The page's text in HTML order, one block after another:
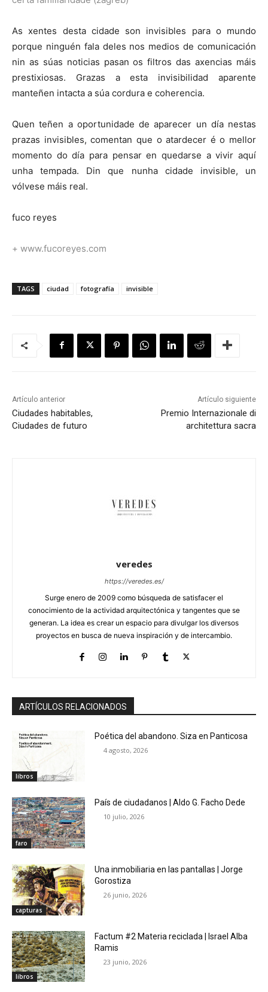
As xentes desta cidade son invisibles para o mundo
porque ninguén fala deles nos medios de comunicación
nin as súas noticias pasan os filtros das axencias máis
prestixiosas. Grazas a esta invisibilidad aparente
manteñen intacta a súa cordura e coherencia.
Quen teñen a oportunidade de aparecer un día nestas
prazas invisibles, comentan que o atardecer é o mellor
momento do día para pensar en quedarse a vivir aquí
unha tempada. Din que nunha cidade invisible, un
vólvese máis real.
fuco reyes
+ www.fucoreyes.com
TAGS ciudad fotografía invisible
Artículo anterior
Ciudades habitables,
Ciudades de futuro
Artículo siguiente
Premio Internazionale di
architettura sacra
veredes
https://veredes.es/
Surge enero de 2009 como búsqueda de satisfacer el
conocimiento de la actividad arquitectónica y tangentes que se
generan. La idea es crear un espacio para divulgar los diversos
proyectos en busca de nueva inspiración y de intercambio.
ARTÍCULOS RELACIONADOS
libros
Poética del abandono. Siza en Panticosa
4 agosto, 2026
faro
País de ciudadanos | Aldo G. Facho Dede
10 julio, 2026
capturas
Una inmobiliaria en las pantallas | Jorge
Gorostiza
26 junio, 2026
libros
Factum #2 Materia reciclada | Israel Alba
Ramis
23 junio, 2026